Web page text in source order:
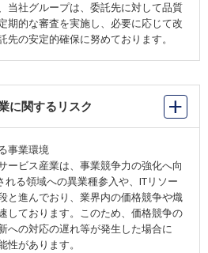
当社グループは、委託先に対して品質
期的な審査を実施し、必要に応じて改
先の安定的確保に努めております。
関するリスク
事業環境
ービス産業は、事業競争力の強化へ向
れる領域への異業種参入や、ITリソー
と進んでおり、業界内の価格競争や熾
しております。このため、価格競争の
への対応の遅れ等が発生した場合に
性があります。